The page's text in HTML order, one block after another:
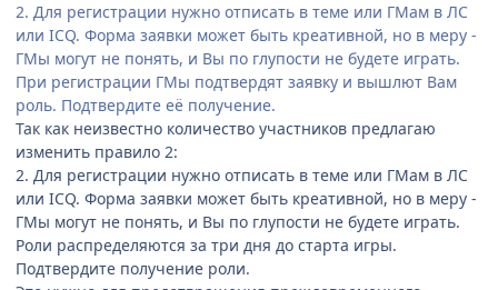
2. Для регистрации нужно отписать в теме или ГМам в ЛС
или ICQ. Форма заявки может быть креативной, но в меру -
ГМы могут не понять, и Вы по глупости не будете играть.
При регистрации ГМы подтвердят заявку и вышлют Вам
роль. Подтвердите её получение.
Так как неизвестно количество участников предлагаю
изменить правило 2:
2. Для регистрации нужно отписать в теме или ГМам в ЛС
или ICQ. Форма заявки может быть креативной, но в меру -
ГМы могут не понять, и Вы по глупости не будете играть.
Роли распределяются за три дня до старта игры.
Подтвердите получение роли.